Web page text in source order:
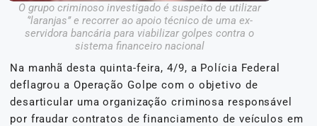
O grupo criminoso investigado é suspeito de utilizar
‘’laranjas’’ e recorrer ao apoio técnico de uma ex-
servidora bancária para viabilizar golpes contra o
sistema financeiro nacional
Na manhã desta quinta-feira, 4/9, a Polícia Federal
deflagrou a Operação Golpe com o objetivo de
desarticular uma organização criminosa responsável
por fraudar contratos de financiamento de veículos em